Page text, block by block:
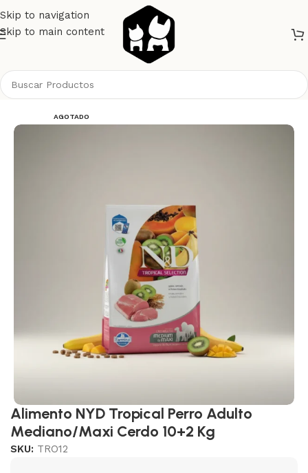
Skip to navigation
Skip to main content
AGOTADO
Alimento NYD Tropical Perro Adulto
Mediano/Maxi Cerdo 10+2 Kg
SKU: TRO12